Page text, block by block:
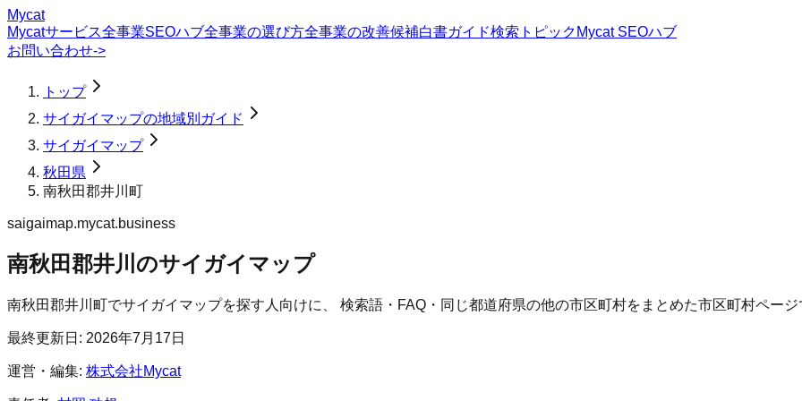
Mycat
Mycatサービス全事業SEOハブ全事業の選び方全事業の改善候補白書ガイド検索トピック Mycat SEOハブ
お問い合わせ->
トップ
サイガイマップの地域別ガイド
サイガイマップ
秋田県
南秋田郡井川町
saigaimap.mycat.business
南秋田郡井川のサイガイマップ
南秋田郡井川町でサイガイマップを探す人向けに、 検索語・FAQ・同じ都道府県の他の市区町村をまとめた市区町村ページ
最終更新日: 2026年7月17日
運営・編集: 株式会社Mycat